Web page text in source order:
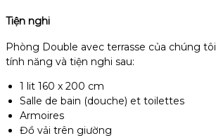
Tiện nghi
Phòng Double avec terrasse của chúng
tính năng và tiện nghi sau:
1 lit 160 x 200 cm
Salle de bain (douche) et toilettes
Armoires
Đồ vải trên giường